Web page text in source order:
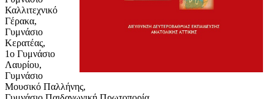
Καλλιτεχνικό
Γέρακα,
Γυμνάσιο
Κερατέας,
1o Γυμνάσιο
Λαυρίου,
Γυμνάσιο
Μουσικό Παλλήνης,